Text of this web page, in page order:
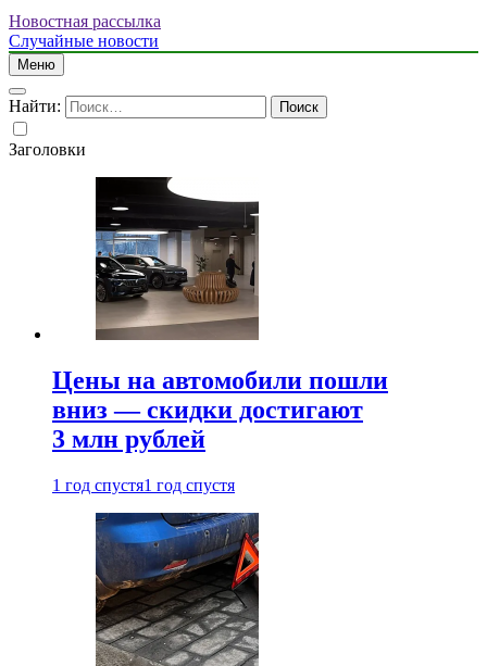
Новостная рассылка
Случайные новости
Меню
Найти:
Заголовки
Цены на автомобили пошли
вниз — скидки достигают
3 млн рублей
1 год спустя1 год спустя